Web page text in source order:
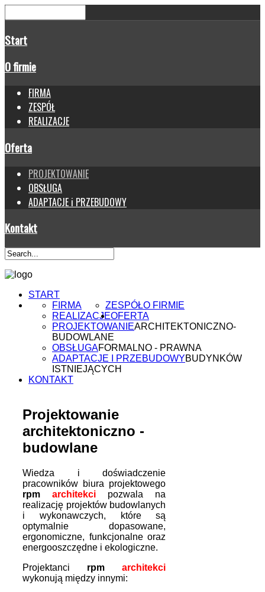
Start
O firmie
FIRMA
ZESPÓŁ
REALIZACJE
Oferta
PROJEKTOWANIE
OBSŁUGA
ADAPTACJE i PRZEBUDOWY
Kontakt
START
O FIRMIE
FIRMA
ZESPÓŁ
REALIZACJEOFERTA
PROJEKTOWANIEARCHITEKTONICZNO-
BUDOWLANE
OBSŁUGAFORMALNO - PRAWNA
ADAPTACJE I PRZEBUDOWYBUDYNKÓW
ISTNIEJĄCYCH
KONTAKT
Projektowanie
architektoniczno -
budowlane
Wiedza i doświadczenie
pracowników biura projektowego
rpmarchitekci pozwala na
realizację projektów budowlanych
i wykonawczych, które są
optymalnie dopasowane,
ergonomiczne, funkcjonalne oraz
energooszczędne i ekologiczne.
Projektanci rpmarchitekci
wykonują między innymi: